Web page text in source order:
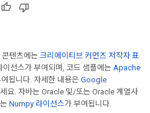
텐츠에는 크리에이티브 커먼즈 저작자 표
이선스가 부여되며, 코드 샘플에는 Apache
됩니다. 자세한 내용은 Google
요. 자바는 Oracle 및/또는 Oracle 계열사
Numpy 라이선스가 부여됩니다.